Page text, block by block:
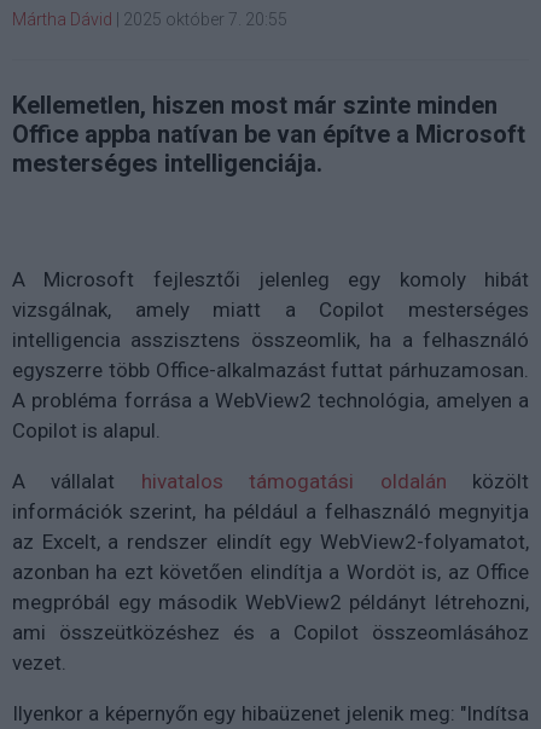
Mártha Dávid 2025 október 7. 20:55
Kellemetlen, hiszen most már szinte minden
Office appba natívan be van építve a Microsoft
mesterséges intelligenciája.
A Microsoft fejlesztői jelenleg egy komoly hibát
vizsgálnak, amely miatt a Copilot mesterséges
intelligencia asszisztens összeomlik, ha a felhasználó
egyszerre több Office-alkalmazást futtat párhuzamosan.
A probléma forrása aWebView2 technológia, amelyen a
Copilot is alapul.
A vállalat hivatalos támogatási oldalán közölt
információk szerint, ha például a felhasználó megnyitja
az Excelt, a rendszer elindít egy WebView2-folyamatot,
azonban ha ezt követően elindítja a Wordöt is, az Office
megpróbál egy második WebView2 példányt létrehozni,
ami összeütközéshez és a Copilot összeomlásához
vezet.
Ilyenkor a képernyőn egy hibaüzenet jelenik meg: "Indítsa